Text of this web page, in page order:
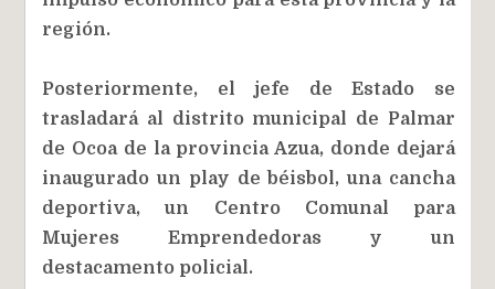
región.
Posteriormente, el jefe de Estado se
trasladará al distrito municipal de Palmar
de Ocoa de la provincia Azua, donde dejará
inaugurado un play de béisbol, una cancha
deportiva, un Centro Comunal para
Mujeres Emprendedoras y un
destacamento policial.